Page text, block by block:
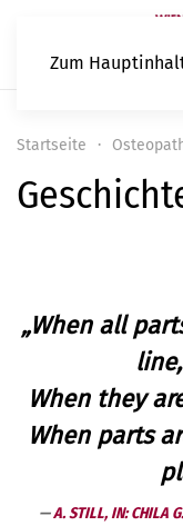
Zum
Startseite
„When all
When they
When parts
A. STILL, IN: CHILA